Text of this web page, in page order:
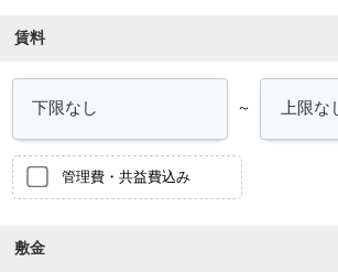
賃料
～
管理費・共益費込み
敷金